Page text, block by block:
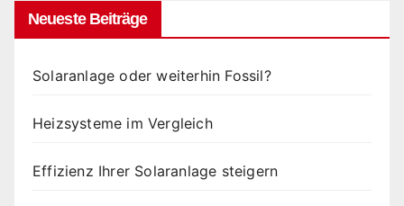
Neueste Beiträge
Solaranlage oder weiterhin Fossil?
Heizsysteme im Vergleich
Effizienz Ihrer Solaranlage steigern